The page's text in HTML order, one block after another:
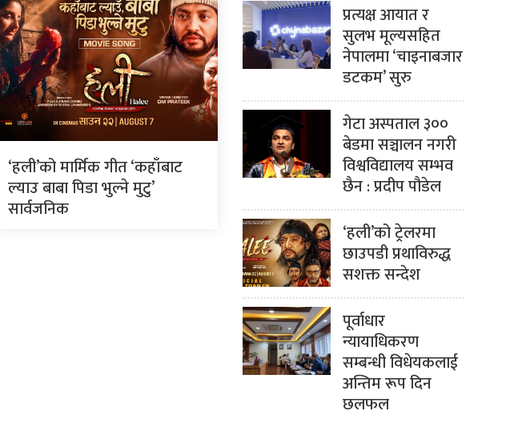
‘हली’को मार्मिक गीत ‘कहाँबाट
ल्याउ बाबा पिडा भुल्ने मुटु’
सार्वजनिक
प्रत्यक्ष आयात र
सुलभ मूल्यसहित
नेपालमा ‘चाइनाबजार
डटकम’ सुरु
गेटा अस्पताल ३००
बेडमा सञ्चालन नगरी
विश्वविद्यालय सम्भव
छैन : प्रदीप पौडेल
‘हली’को ट्रेलरमा
छाउपडी प्रथाविरुद्ध
सशक्त सन्देश
पूर्वाधार
न्यायाधिकरण
सम्बन्धी विधेयकलाई
अन्तिम रूप दिन
छलफल